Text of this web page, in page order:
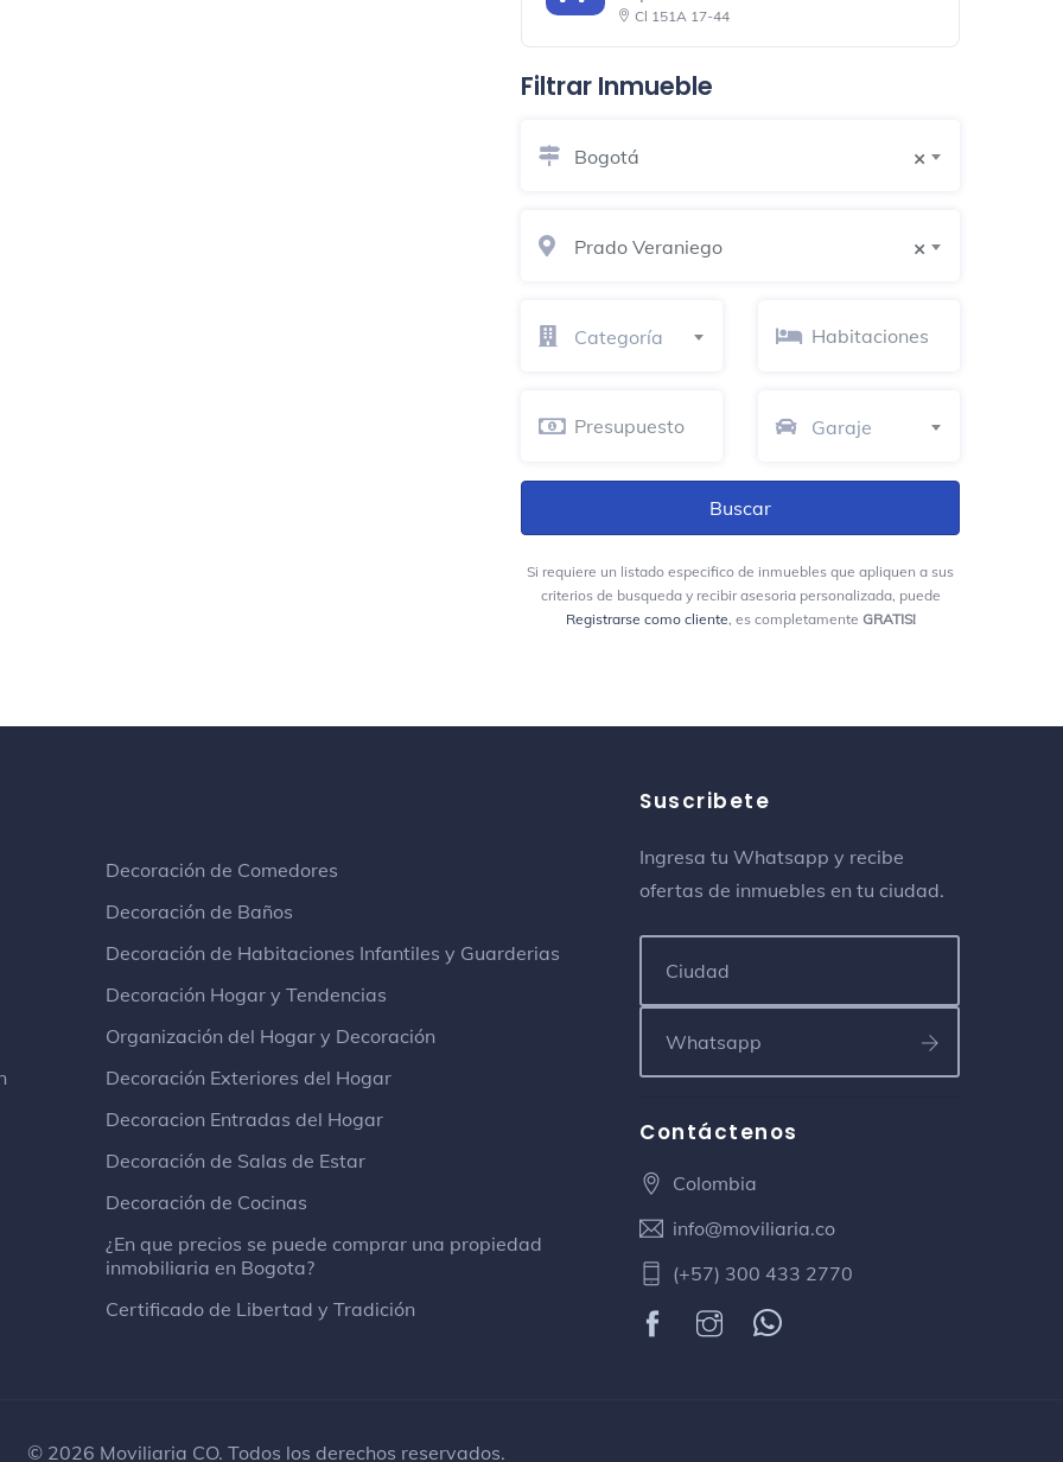
Cl 151A 17-44
Petrobrás
Hospital
Colegio Liceo De Cervantes
Consultorio médico
Calle 152 No. 19-44
Gran tienda
Cll 153 # 40 - 77
TransMilenio: Calle 146
Bayamón Cerdo Asado y Sopa
Restaurante
Iglesia
Yanuba
Calle 151 Av Cr 19
Filtrar Inmueble
×
Bogotá
×
Prado Veraniego
Categoría
Garaje
Si requiere un listado especifico de inmuebles que apliquen a sus
criterios de busqueda y recibir asesoria personalizada, puede
Registrarse como cliente, es completamente GRATIS!
Decoración de Comedores
Decoración de Baños
Decoración de Habitaciones Infantiles y Guarderias
Decoración Hogar y Tendencias
Organización del Hogar y Decoración
Decoración Exteriores del Hogar
Decoracion Entradas del Hogar
Decoración de Salas de Estar
Decoración de Cocinas
¿En que precios se puede comprar una propiedad
inmobiliaria en Bogota?
Certificado de Libertad y Tradición
Suscribete
Ingresa tu Whatsapp y recibe
ofertas de inmuebles en tu ciudad.
Contáctenos
Colombia
info@moviliaria.co
(+57) 300 433 2770
© 2026 Moviliaria CO. Todos los derechos reservados.